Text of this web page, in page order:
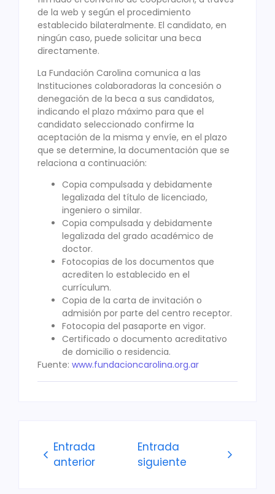
de la web y según el procedimiento
establecido bilateralmente. El candidato, en
ningún caso, puede solicitar una beca
directamente.
La Fundación Carolina comunica a las
Instituciones colaboradoras la concesión o
denegación de la beca a sus candidatos,
indicando el plazo máximo para que el
candidato seleccionado confirme la
aceptación de la misma y envíe, en el plazo
que se determine, la documentación que se
relaciona a continuación:
Copia compulsada y debidamente
legalizada del título de licenciado,
ingeniero o similar.
Copia compulsada y debidamente
legalizada del grado académico de
doctor.
Fotocopias de los documentos que
acrediten lo establecido en el
currículum.
Copia de la carta de invitación o
admisión por parte del centro receptor.
Fotocopia del pasaporte en vigor.
Certificado o documento acreditativo
de domicilio o residencia.
Fuente: www.fundacioncarolina.org.ar
Entrada
anterior
Entrada
siguiente